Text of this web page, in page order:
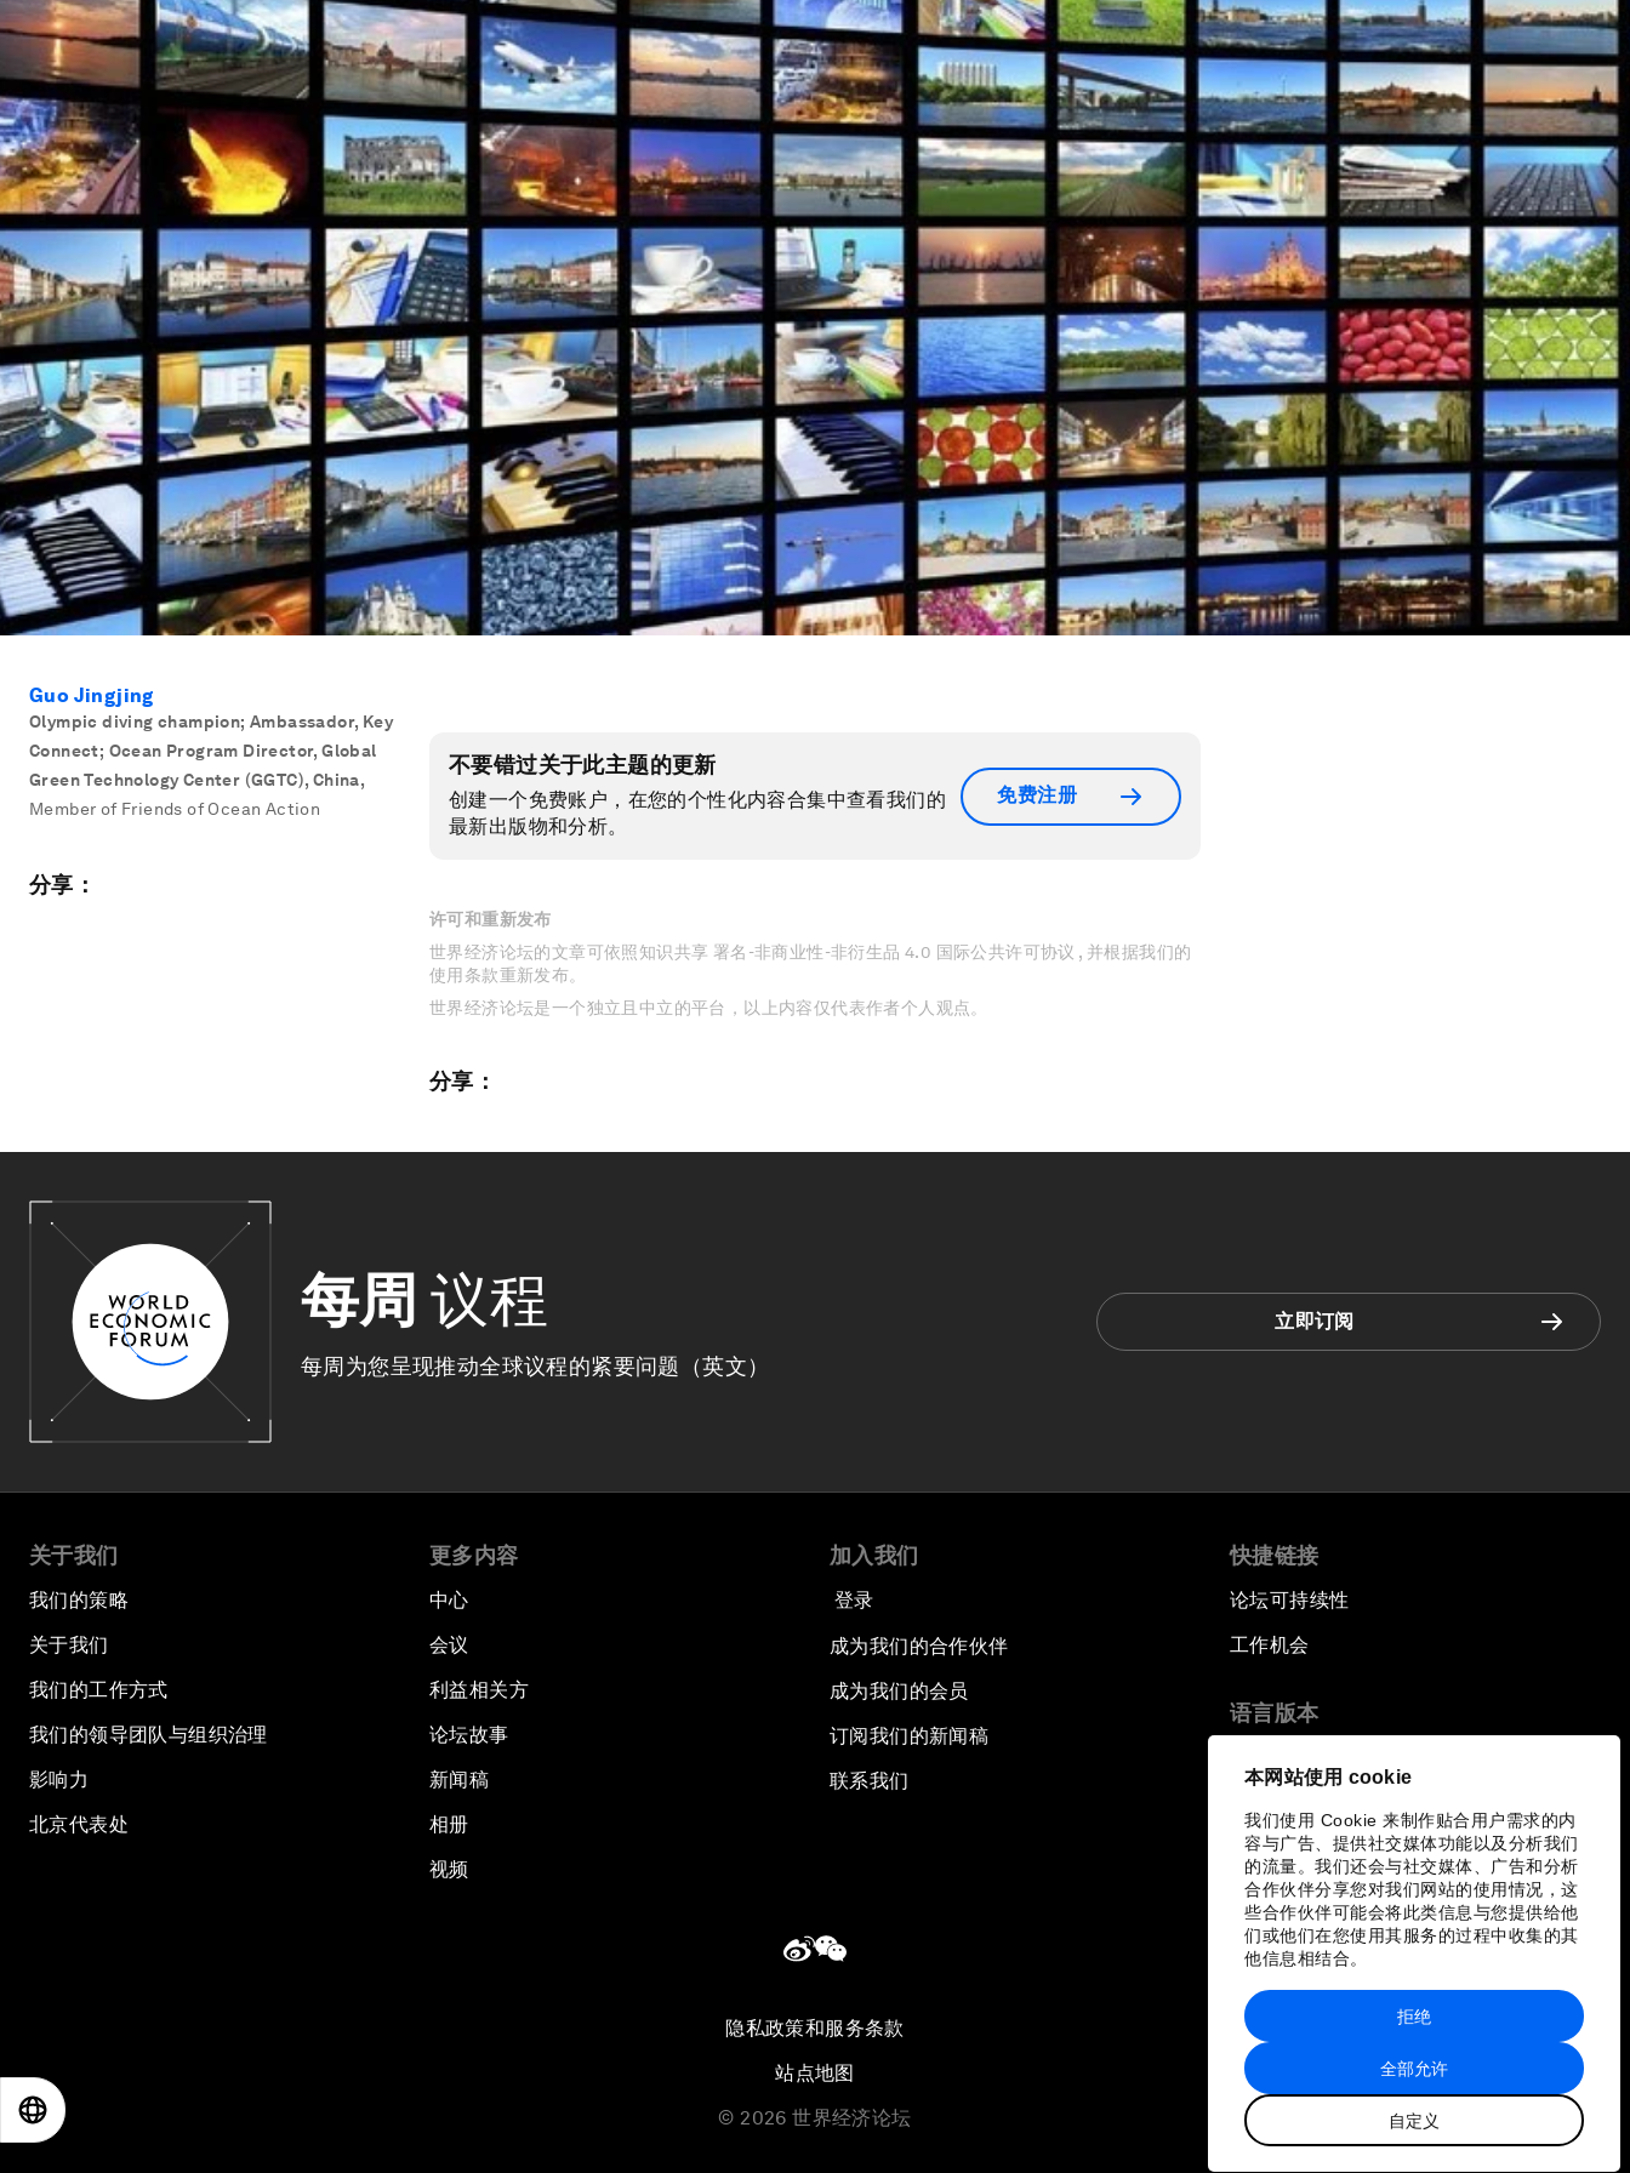
本网站使用 cookie
我们使用 Cookie 来制作贴合用户需求的内
容与广告、提供社交媒体功能以及分析我们
的流量。我们还会与社交媒体、广告和分析
合作伙伴分享您对我们网站的使用情况，这
些合作伙伴可能会将此类信息与您提供给他
们或他们在您使用其服务的过程中收集的其
他信息相结合。
全部允许
自定义
拒绝
Guo Jingjing
Olympic diving champion; Ambassador, Key
Connect; Ocean Program Director, Global
Green Technology Center (GGTC), China,
Member of Friends of Ocean Action
分享：
不要错过关于此主题的更新
创建一个免费账户，在您的个性化内容合集中查看我们的
最新出版物和分析。
免费注册
许可和重新发布
世界经济论坛的文章可依照知识共享 署名-非商业性-非衍生品 4.0 国际公共许可协议 , 并根据我们的
使用条款重新发布。
世界经济论坛是一个独立且中立的平台，以上内容仅代表作者个人观点。
分享：
每周 议程
每周为您呈现推动全球议程的紧要问题（英文）
立即订阅
关于我们
我们的策略
关于我们
我们的工作方式
我们的领导团队与组织治理
影响力
北京代表处
更多内容
中心
会议
利益相关方
论坛故事
新闻稿
相册
视频
加入我们
登录
成为我们的合作伙伴
成为我们的会员
订阅我们的新闻稿
联系我们
快捷链接
论坛可持续性
工作机会
语言版本
隐私政策和服务条款
站点地图
© 2026 世界经济论坛